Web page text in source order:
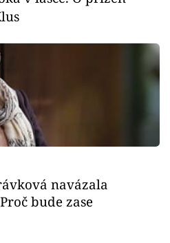
navázala
bude zase